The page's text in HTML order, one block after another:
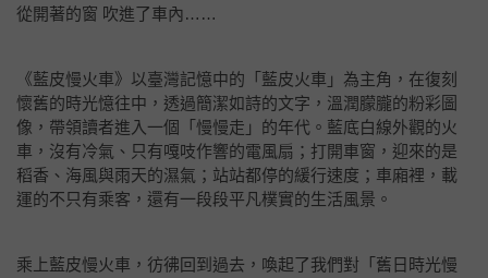
從開著的窗 吹進了車內……
《藍皮慢火車》以臺灣記憶中的「藍皮火車」為主角，在復刻
懷舊的時光憶往中，透過簡潔如詩的文字，溫潤朦朧的粉彩圖
像，帶領讀者進入一個「慢慢走」的年代。藍底白線外觀的火
車，沒有冷氣、只有嘎吱作響的電風扇；打開車窗，迎來的是
稻香、海風與雨天的濕氣；站站都停的緩行速度；車廂裡，載
運的不只有乘客，還有一段段平凡樸實的生活風景。
乘上藍皮慢火車，彷彿回到過去，喚起了我們對「舊日時光慢